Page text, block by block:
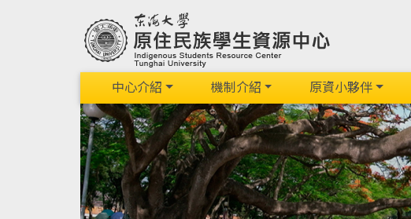
中心介紹 機制介紹 原資小夥伴